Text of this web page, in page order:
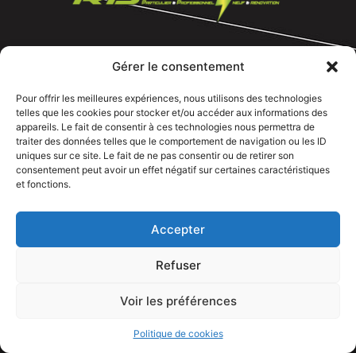
Gérer le consentement
Pour offrir les meilleures expériences, nous utilisons des technologies
telles que les cookies pour stocker et/ou accéder aux informations des
appareils. Le fait de consentir à ces technologies nous permettra de
traiter des données telles que le comportement de navigation ou les ID
uniques sur ce site. Le fait de ne pas consentir ou de retirer son
consentement peut avoir un effet négatif sur certaines caractéristiques
et fonctions.
Accepter
Refuser
Voir les préférences
Politique de cookies
Recrutement–
Siege social :82 rue Jeanne d’Arc – 76000 Rouen
Bureau et showroom :136 route Nationale 27310 Caumont
APPELEZ NOUS